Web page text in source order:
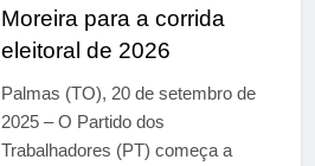
Moreira para a corrida
eleitoral de 2026
Palmas (TO), 20 de setembro de
2025 – O Partido dos
Trabalhadores (PT) começa a